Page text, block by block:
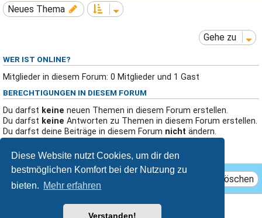
Diese Website nutzt Cookies, um dir den
bestmöglichen Komfort bei der Nutzung zu
bieten. Mehr erfahren
Verstanden!
Neues Thema
Gehe zu
WER IST ONLINE?
Mitglieder in diesem Forum: 0 Mitglieder und 1 Gast
BERECHTIGUNGEN IN DIESEM FORUM
Du darfst keine neuen Themen in diesem Forum erstellen.
Du darfst keine Antworten zu Themen in diesem Forum erstellen.
Du darfst deine Beiträge in diesem Forum nicht ändern.
Du darfstkeineDateianhänge in diesem Forum erstellen.
Alle Cookies löschen
Breeze style byIan Bradley
Powered byphpBB® Forum Software © phpBB Limited